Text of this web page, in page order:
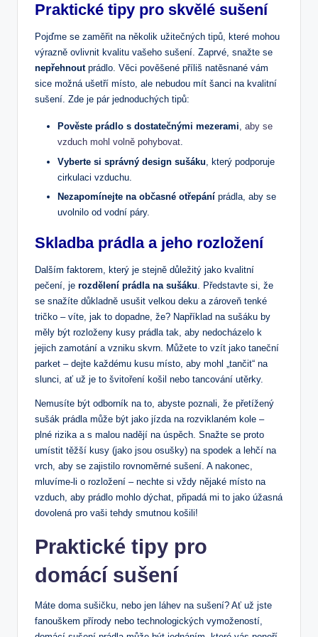
Praktické tipy pro skvělé sušení
Pojďme se zaměřit na několik užitečných tipů, které mohou
výrazně ovlivnit kvalitu vašeho sušení. Zaprvé, snažte se
nepřehnoutprádlo. Věci pověšené příliš natěsnané vám
sice možná ušetří místo, ale nebudou mít šanci na kvalitní
sušení. Zde je pár jednoduchých tipů:
Pověste prádlo s dostatečnými mezerami, aby se
vzduch mohl volně pohybovat.
Vyberte si správný design sušáku , který podporuje
cirkulaci vzduchu.
Nezapomínejte na občasné otřepání prádla, aby se
uvolnilo od vodní páry.
Skladba prádla a jeho rozložení
Dalším faktorem, který je stejně důležitý jako kvalitní
pečení, je rozdělení prádla na sušáku . Představte si, že
se snažíte důkladně usušit velkou deku a zároveň tenké
tričko – víte, jak to dopadne, že? Například na sušáku by
měly být rozloženy kusy prádla tak, aby nedocházelo k
jejich zamotání a vzniku skvrn. Můžete to vzít jako taneční
parket – dejte každému kusu místo, aby mohl „tančit“ na
slunci, ať už je to švitoření košil nebo tancování utěrky.
Nemusíte být odborník na to, abyste poznali, že přetížený
sušák prádla může být jako jízda na rozviklaném kole –
plné rizika a s malou nadějí na úspěch. Snažte se proto
umístit těžší kusy (jako jsou osušky) na spodek a lehčí na
vrch, aby se zajistilo rovnoměrné sušení. A nakonec,
mluvíme-li o rozložení – nechte si vždy nějaké místo na
vzduch, aby prádlo mohlo dýchat, připadá mi to jako úžasná
dovolená pro vaši tehdy smutnou košili!
Praktické tipy pro
domácí sušení
Máte doma sušičku, nebo jen láhev na sušení? Ať už jste
fanouškem přírody nebo technologických vymožeností,